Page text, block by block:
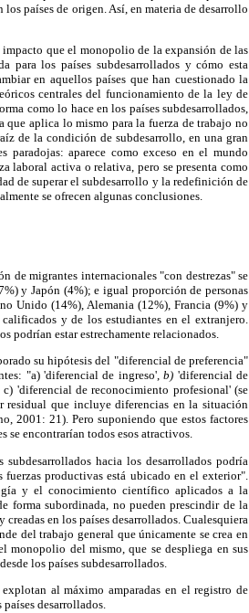
países de origen. Así, en materia de desarrollo
que el monopolio de la expansión de las
para los países subdesarrollados y cómo esta
en aquellos países que han cuestionado la
centrales del funcionamiento de la ley de
como lo hace en los países subdesarrollados,
aplica lo mismo para la fuerza de trabajo no
de la condición de subdesarrollo, en una gran
paradojas: aparece como exceso en el mundo
laboral activa o relativa, pero se presenta como
de superar el subdesarrollo y la redefinición de
se ofrecen algunas conclusiones.
de migrantes internacionales "con destrezas" se
y Japón (4%); e igual proporción de personas
Unido (14%), Alemania (12%), Francia (9%) y
y de los estudiantes en el extranjero.
podrían estar estrechamente relacionados.
su hipótesis del "diferencial de preferencia"
"a) 'diferencial de ingreso',b) 'diferencial de
'diferencial de reconocimiento profesional' (se
residual que incluye diferencias en la situación
2001: 21). Pero suponiendo que estos factores
se encontrarían todos esos atractivos.
hacia los desarrollados podría
productivas está ubicado en el exterior".
y el conocimiento científico aplicados a la
forma subordinada, no pueden prescindir de la
en los países desarrollados. Cualesquiera
del trabajo general que únicamente se crea en
monopolio del mismo, que se despliega en sus
los países subdesarrollados.
al máximo amparadas en el registro de
desarrollados.